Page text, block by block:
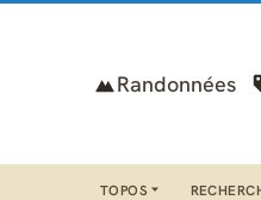
Randonnées
TOPOS